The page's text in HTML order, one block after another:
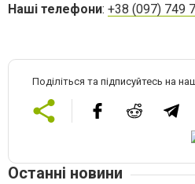
Наші телефони: +38 (097) 749
Поділіться та підписуйтесь на
Останні новини